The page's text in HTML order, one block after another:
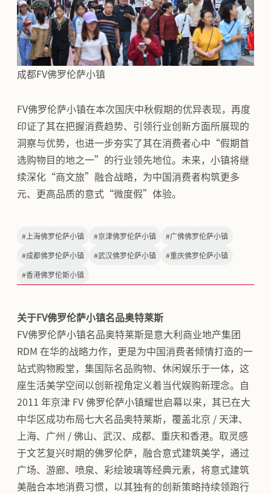
成都FV佛罗伦萨小镇
FV佛罗伦萨小镇在本次国庆中秋假期的优异表现，再度
印证了其在把握消费趋势、引领行业创新方面所展现的
洞察与优势，也进一步夯实了其在消费者心中“假期首
选购物目的地之一”的行业领先地位。未来，小镇将继
续深化“商文旅”融合战略，为中国消费者构筑更多
元、更高品质的意式“微度假”体验。
# 上海佛罗伦萨小镇 #京津佛罗伦萨小镇 #广佛佛罗伦萨小镇
#成都佛罗伦萨小镇 #武汉佛罗伦萨小镇 #重庆佛罗伦萨小镇
#香港佛罗伦斯小镇
关于FV佛罗伦萨小镇名品奥特莱斯
FV佛罗伦萨小镇名品奥特莱斯是意大利商业地产集团
RDM 在华的战略力作，更是为中国消费者倾情打造的一
站式购物殿堂，集国际名品购物、休闲娱乐于一体，这
座生活美学空间以创新视角定义着当代娱购新理念。自
2011 年京津 FV 佛罗伦萨小镇耀世启幕以来，其已在大
中华区成功布局七大名品奥特莱斯，覆盖北京 / 天津、
上海、广州 / 佛山、武汉、成都、重庆和香港。取灵感
于文艺复兴时期的佛罗伦萨，融合意式建筑美学，通过
广场、游廊、喷泉、彩绘玻璃等经典元素，将意式建筑
美融合本地消费习惯，以其独有的创新策略持续领跑行